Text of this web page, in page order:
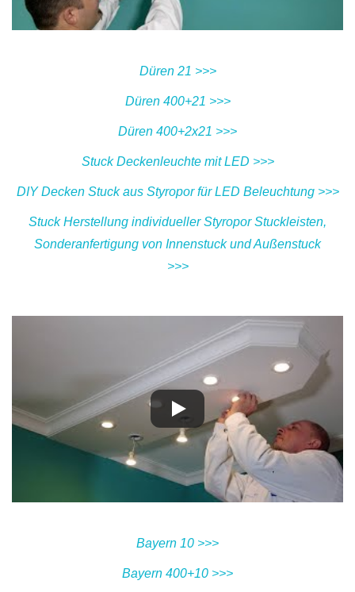
Düren 21 >>>
Düren 400+21 >>>
Düren 400+2x21 >>>
Stuck Deckenleuchte mit LED >>>
DIY Decken Stuck aus Styropor für LED Beleuchtung >>>
Stuck Herstellung individueller Styropor Stuckleisten,
Sonderanfertigung von Innenstuck und Außenstuck
>>>
Bayern 10 >>>
Bayern 400+10 >>>